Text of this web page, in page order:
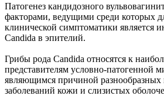
Патогенез кандидозного
факторами, ведущими среди которых
клинической симптоматики является
Candida в эпителий.
Грибы рода Сandida относятся к
представителям условно-патогенной
являющимся причиной разнообразных
заболеваний кожи и слизистых